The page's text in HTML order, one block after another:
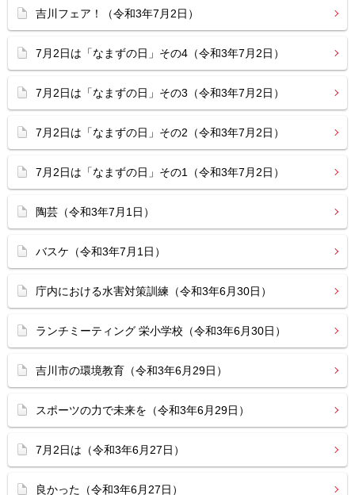
吉川フェア！（令和3年7月2日）
7月2日は「なまずの日」その4（令和3年7月2日）
7月2日は「なまずの日」その3（令和3年7月2日）
7月2日は「なまずの日」その2（令和3年7月2日）
7月2日は「なまずの日」その1（令和3年7月2日）
陶芸（令和3年7月1日）
バスケ（令和3年7月1日）
庁内における水害対策訓練（令和3年6月30日）
ランチミーティング 栄小学校（令和3年6月30日）
吉川市の環境教育（令和3年6月29日）
スポーツの力で未来を（令和3年6月29日）
7月2日は（令和3年6月27日）
良かった（令和3年6月27日）